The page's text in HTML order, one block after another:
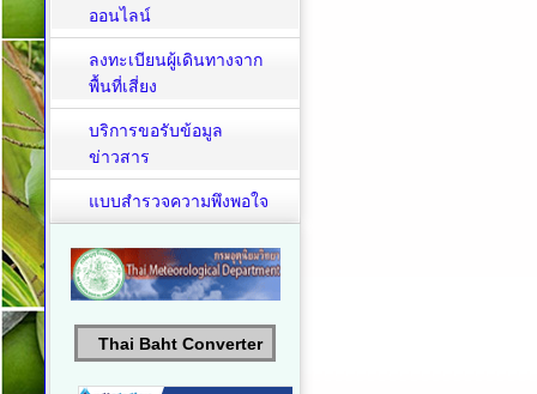
ออนไลน์
ลงทะเบียนผู้เดินทางจาก
พื้นที่เสี่ยง
บริการขอรับข้อมูล
ข่าวสาร
แบบสำรวจความพึงพอใจ
Thai Baht Converter